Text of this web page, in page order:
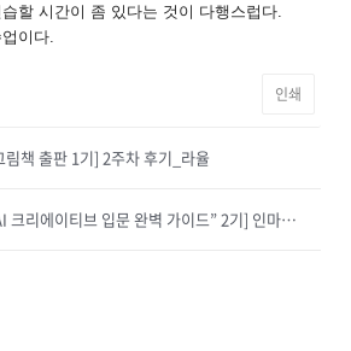
할 시간이 좀 있다는 것이 다행스럽다.
이다.
인쇄
책 출판 1기] 2주차 후기_라율
[이지쌤의 “AI 크리에이티브 입문 완벽 가이드” 2기] 인마인 1주차후기입니다.